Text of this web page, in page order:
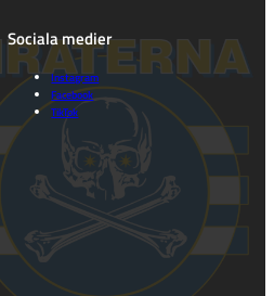
Sociala medier
Instagram
Facebook
TikTok